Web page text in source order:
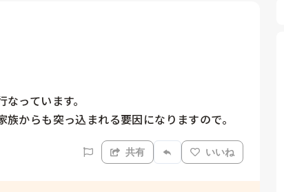
っています。
からも突っ込まれる要因になりますので。
共有 いいね